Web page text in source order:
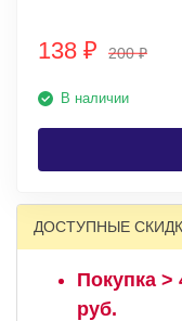
138 ₽ 200₽
В наличии
ДОСТУПНЫЕ
Покупка >
руб.